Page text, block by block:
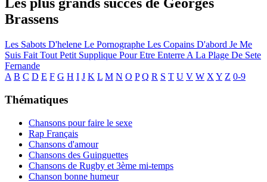
Les plus grands succès de Georges
Brassens
Les Sabots D'helene Le Pornographe Les Copains D'abord Je Me
Suis Fait Tout Petit Supplique Pour Etre Enterre A La Plage De Sete
Fernande
A B C D E F G H I J K L M N O P Q R S T U V W X Y Z 0-9
Thématiques
Chansons pour faire le sexe
Rap Français
Chansons d'amour
Chansons des Guinguettes
Chansons de Rugby et 3ème mi-temps
Chanson bonne humeur